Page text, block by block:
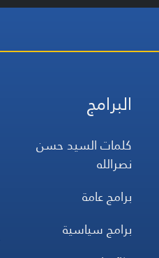
البرامج
كلمات السيد حسن
نصرالله
برامج عامة
برامج سياسية